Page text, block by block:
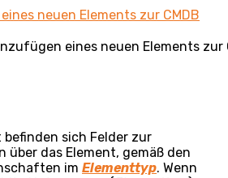
den Datensatz einer
Elementtypendefinierten